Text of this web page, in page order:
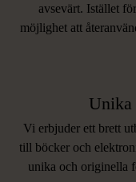
avsevärt. Istället
möjlighet att
Unika
Vi erbjuder ett brett
till böcker och
unika och originella
Hitta